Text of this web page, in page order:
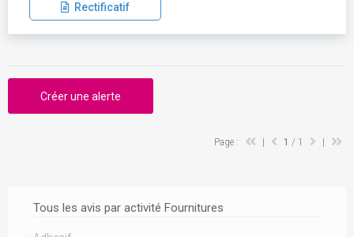
Tous les avis par activité Fournitures
Rectificatif
Créer une alerte
Page : 1 / 1